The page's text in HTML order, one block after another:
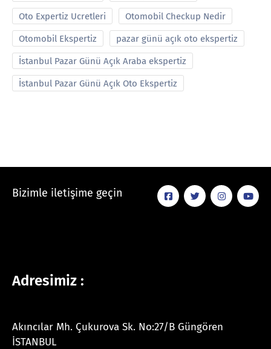
Oto Expertiz Ucretleri Otomobil Checkup Nedir
Otomobil Ekspertiz pazar günü açık oto ekspertiz
İstanbul Pazar Günü Açık Araba ekspertiz
İstanbul Pazar Günü Açık Oto Ekspertiz
Bizimle iletişime geçin
Adresimiz :
Akıncılar Mh. Çukurova Sk. No:27/B Güngören
İSTANBUL